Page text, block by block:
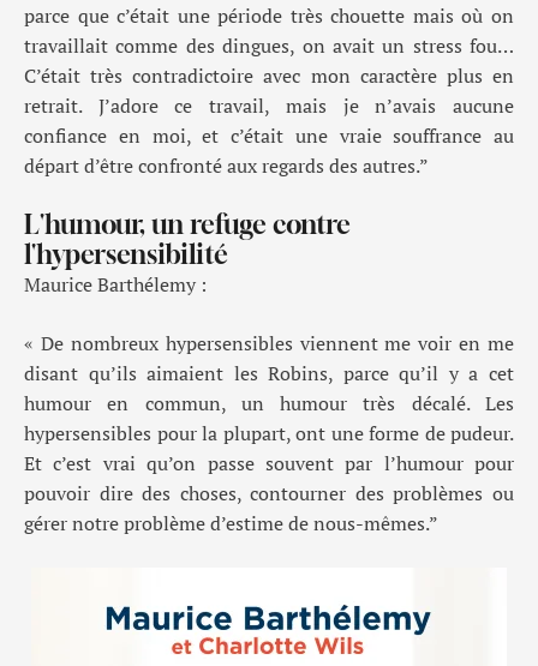
parce que c’était une période très chouette mais où on
travaillait comme des dingues, on avait un stress fou…
C’était très contradictoire avec mon caractère plus en
retrait. J’adore ce travail, mais je n’avais aucune
confiance en moi, et c’était une vraie souffrance au
départ d’être confronté aux regards des autres.”
L'humour, un refuge contre
l'hypersensibilité
Maurice Barthélemy :
« De nombreux hypersensibles viennent me voir en me
disant qu’ils aimaient les Robins, parce qu’il y a cet
humour en commun, un humour très décalé. Les
hypersensibles pour la plupart, ont une forme de pudeur.
Et c’est vrai qu’on passe souvent par l’humour pour
pouvoir dire des choses, contourner des problèmes ou
gérer notre problème d’estime de nous-mêmes.”